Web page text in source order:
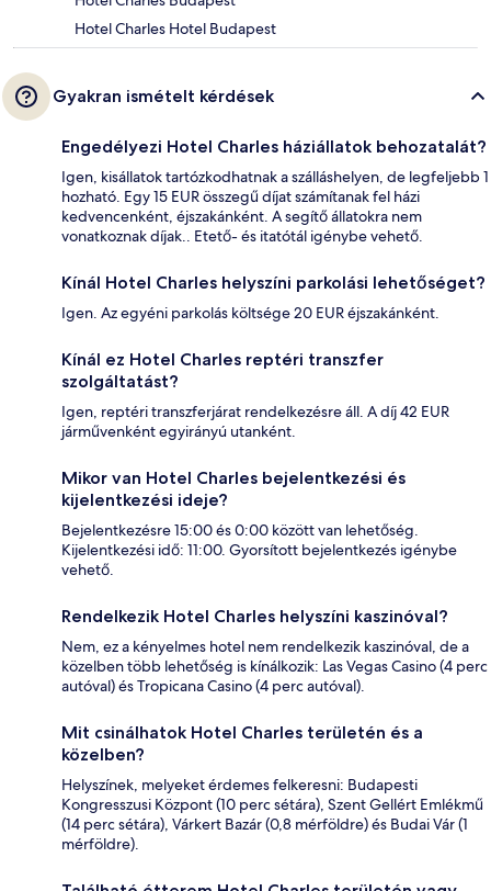
Hotel Charles Hotel Budapest
Gyakran ismételt kérdések
Engedélyezi Hotel Charles háziállatok behozatalát?
Igen, kisállatok tartózkodhatnak a szálláshelyen, de legfeljebb 1
hozható. Egy 15 EUR összegű díjat számítanak fel házi
kedvencenként, éjszakánként. A segítő állatokra nem
vonatkoznak díjak.. Etető- és itatótál igénybe vehető.
Kínál Hotel Charles helyszíni parkolási lehetőséget?
Igen. Az egyéni parkolás költsége 20 EUR éjszakánként.
Kínál ez Hotel Charles reptéri transzfer
szolgáltatást?
Igen, reptéri transzferjárat rendelkezésre áll. A díj 42 EUR
járművenként egyirányú utanként.
Mikor van Hotel Charles bejelentkezési és
kijelentkezési ideje?
Bejelentkezésre 15:00 és 0:00 között van lehetőség.
Kijelentkezési idő: 11:00. Gyorsított bejelentkezés igénybe
vehető.
Rendelkezik Hotel Charles helyszíni kaszinóval?
Nem, ez a kényelmes hotel nem rendelkezik kaszinóval, de a
közelben több lehetőség is kínálkozik: Las Vegas Casino (4 perc
autóval) és Tropicana Casino (4 perc autóval).
Mit csinálhatok Hotel Charles területén és a
közelben?
Helyszínek, melyeket érdemes felkeresni: Budapesti
Kongresszusi Központ (10 perc sétára), Szent Gellért Emlékmű
(14 perc sétára), Várkert Bazár (0,8 mérföldre) és Budai Vár (1
mérföldre).